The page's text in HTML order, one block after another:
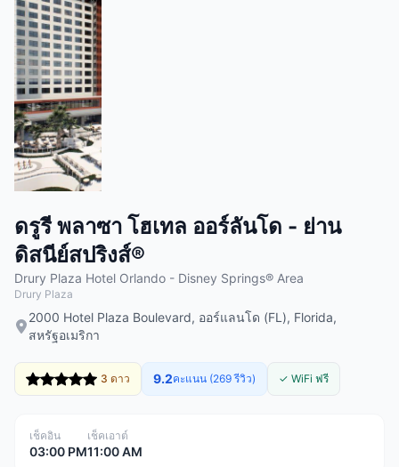
ดรูรี พลาซา โฮเทล ออร์ลันโด - ย่าน
ดิสนีย์สปริงส์®
Drury Plaza Hotel Orlando - Disney Springs® Area
Drury Plaza
2000 Hotel Plaza Boulevard, ออร์แลนโด (FL), Florida,
สหรัฐอเมริกา
3 ดาว 9.2คะแนน (269 รีวิว) ✓ WiFi ฟรี
เช็คอิน
03:00 PM
เช็คเอาต์
11:00 AM